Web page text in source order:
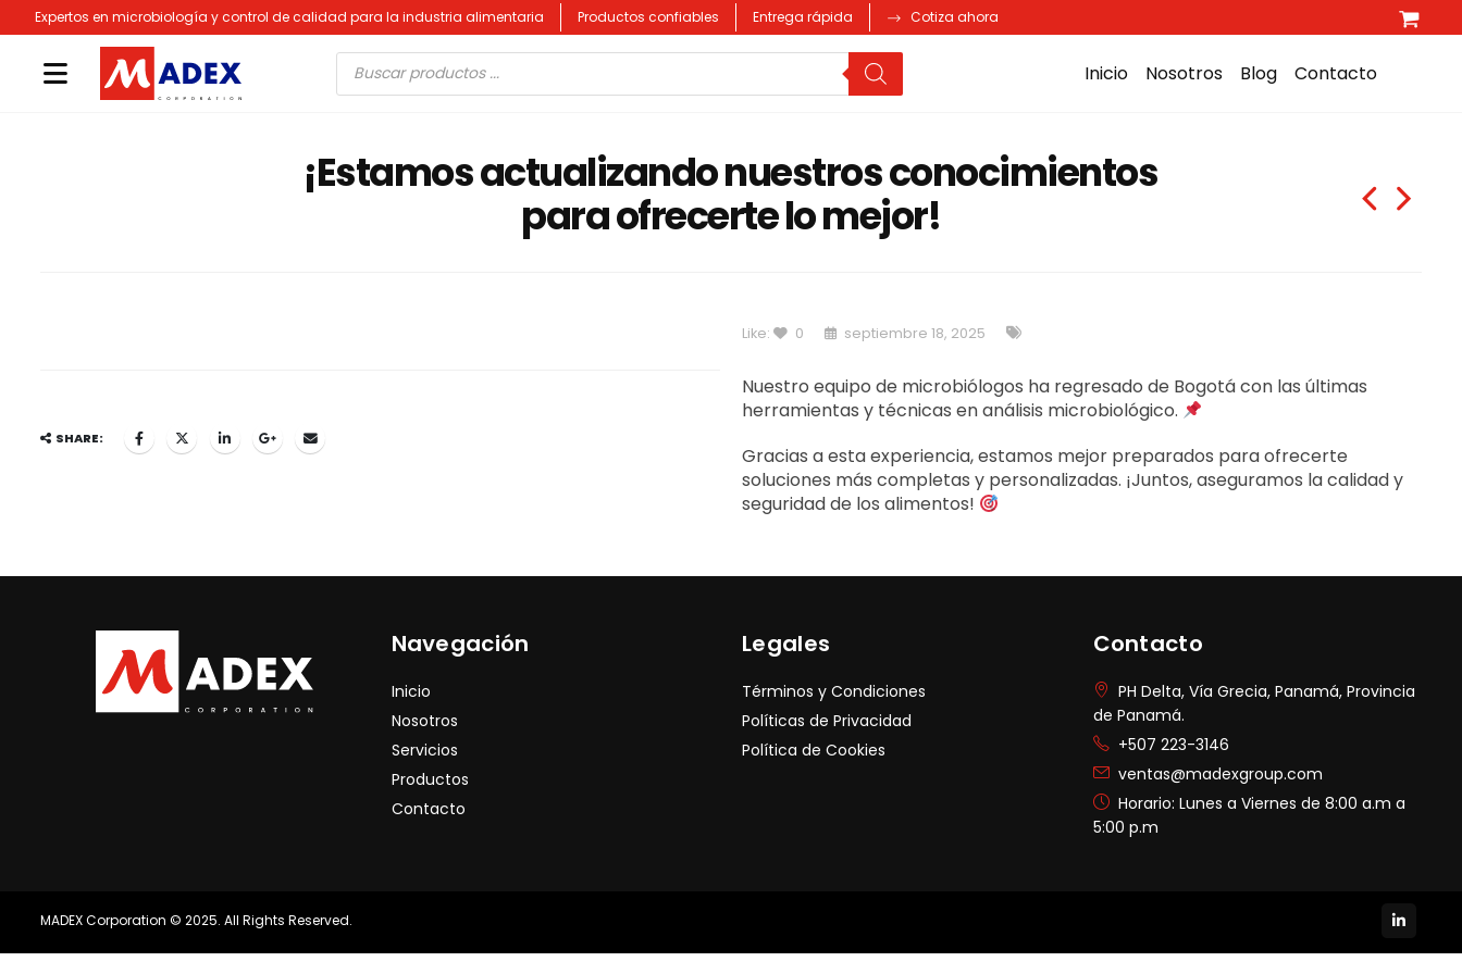
Expertos en microbiología y control de calidad para la industria alimentaria Productos confiables Entrega rápida Cotiza ahora
Búsqueda
de
productos
Inicio Nosotros Blog Contacto
¡Estamos actualizando nuestros conocimientos
para ofrecerte lo mejor!
SHARE:
Like: 0 septiembre 18, 2025
Nuestro equipo de microbiólogos ha regresado de Bogotá con las últimas
herramientas y técnicas en análisis microbiológico.
Gracias a esta experiencia, estamos mejor preparados para ofrecerte
soluciones más completas y personalizadas. ¡Juntos, aseguramos la calidad y
seguridad de los alimentos!
Navegación
Inicio
Nosotros
Servicios
Productos
Contacto
Legales
Términos y Condiciones
Políticas de Privacidad
Política de Cookies
Contacto
PH Delta, Vía Grecia, Panamá, Provincia
de Panamá.
+507 223-3146
ventas@madexgroup.com
Horario: Lunes a Viernes de 8:00 a.m a
5:00 p.m
MADEX Corporation © 2025. All Rights Reserved.